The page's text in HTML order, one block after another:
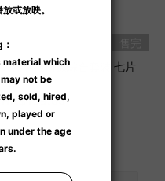
天然有機前戲綜合套裝 七片
隨身包
HK$159.00